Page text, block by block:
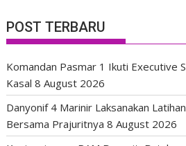
POST TERBARU
Komandan Pasmar 1 Ikuti Executive
Kasal 8 August 2026
Danyonif 4 Marinir Laksanakan
Bersama Prajuritnya 8 August 2026